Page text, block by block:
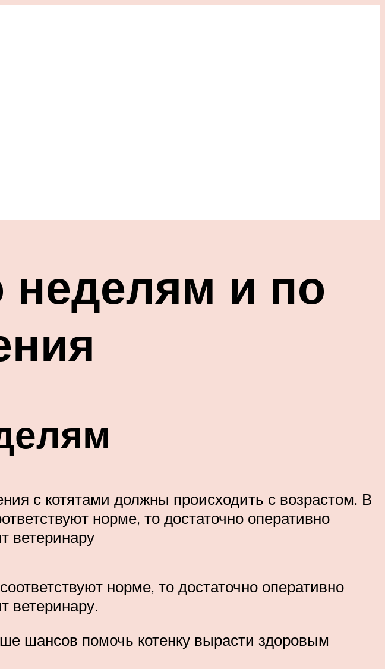
неделям и по
с котятами должны происходить с возрастом. В
норме, то достаточно оперативно
ветеринару
норме, то достаточно оперативно
ветеринару.
шансов помочь котенку вырасти здоровым